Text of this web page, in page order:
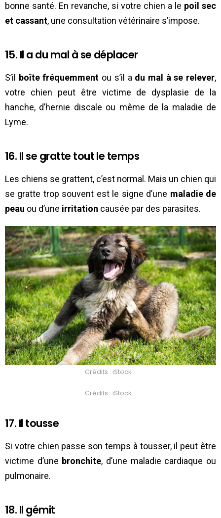
bonne santé. En revanche, si votre chien a le poil sec
et cassant, une consultation vétérinaire s’impose.
15. Il a du mal à se déplacer
S’il boîte fréquemment ou s’il adu mal à se relever,
votre chien peut être victime de dysplasie de la
hanche, d’hernie discale ou même de la maladie de
Lyme.
16. Il se gratte tout le temps
Les chiens se grattent, c’est normal. Mais un chien qui
se gratte trop souvent est le signe d’une maladie de
peau ou d’une irritation causée par des parasites.
Crédits : iStock
Crédits : iStock
17. Il tousse
Si votre chien passe son temps à tousser, il peut être
victime d’une bronchite, d’une maladie cardiaque ou
pulmonaire.
18. Il gémit